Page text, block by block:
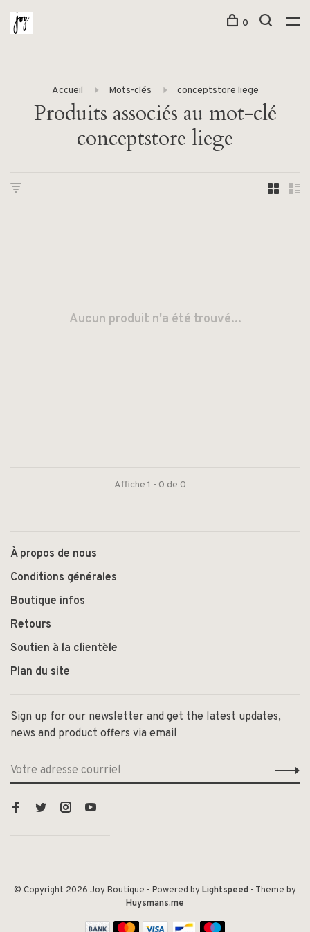
0
Accueil Mots-clés conceptstore liege
Produits associés au mot-clé
conceptstore liege
Aucun produit n'a été trouvé...
Affiche 1 - 0 de 0
À propos de nous
Conditions générales
Boutique infos
Retours
Soutien à la clientèle
Plan du site
Sign up for our newsletter and get the latest updates,
news and product offers via email
© Copyright 2026 Joy Boutique - Powered byLightspeed - Theme by
Huysmans.me